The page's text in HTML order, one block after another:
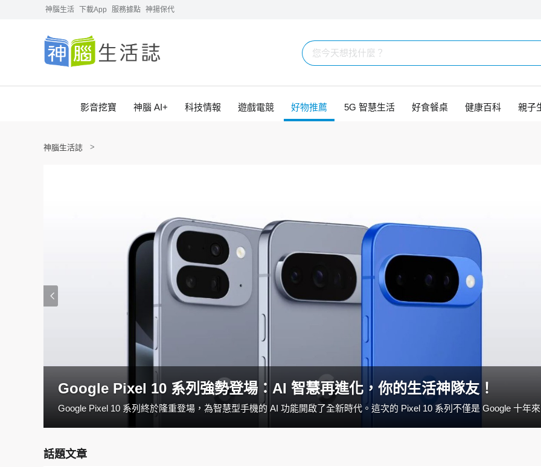
神腦生活 下載App 服務據點 神揚保代
影音挖寶 神腦 AI+ 科技情報 遊戲電競 好物推薦 5G 智慧生活 好食餐桌 健康百科 親子
神腦生活誌
Google Pixel 10 系列強勢登場：AI 智慧再進化，你的生活神隊友！
話題文章